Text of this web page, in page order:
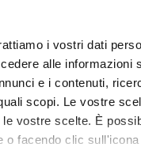
i vostri dati
alle informazioni
e i contenuti,
scopi. Le vostre
vostre scelte. È
o facendo clic
NUMBERS
1